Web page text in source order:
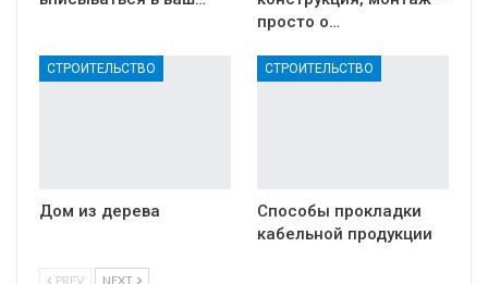
просто о…
СТРОИТЕЛЬСТВО
Дом из дерева
СТРОИТЕЛЬСТВО
Способы прокладки
кабельной продукции
PREV NEXT